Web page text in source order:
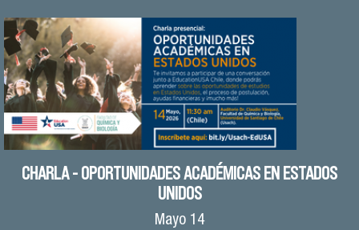
CHARLA - OPORTUNIDADES ACADÉMICAS EN ESTADOS
UNIDOS
Mayo 14